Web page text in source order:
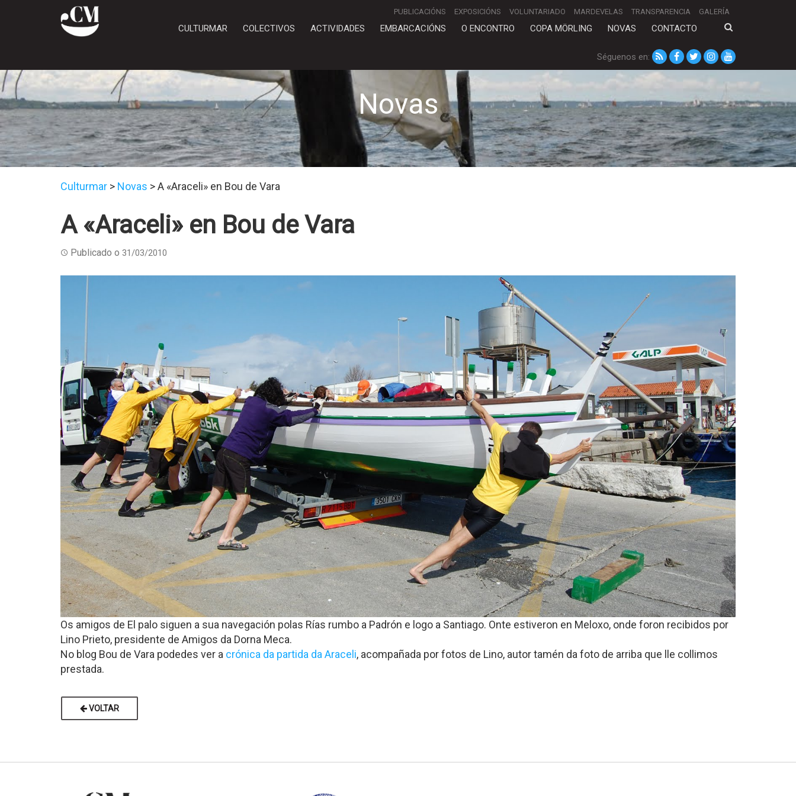
PUBLICACIÓNS EXPOSICIÓNS VOLUNTARIADO MARDEVELAS TRANSPARENCIA GALERÍA
CULTURMAR COLECTIVOS ACTIVIDADES EMBARCACIÓNS O ENCONTRO COPA MÖRLING NOVAS CONTACTO
Séguenos en:
Novas
Culturmar > Novas >A «Araceli» en Bou de Vara
A «Araceli» en Bou de Vara
Publicado o 31/03/2010
Os amigos de El palo siguen a sua navegación polas Rías rumbo a Padrón e logo a Santiago. Onte estiveron en Meloxo, onde foron recibidos por
Lino Prieto, presidente de Amigos da Dorna Meca.
No blog Bou de Vara podedes ver a crónica da partida da Araceli, acompañada por fotos de Lino, autor tamén da foto de arriba que lle collimos
prestada.
VOLTAR